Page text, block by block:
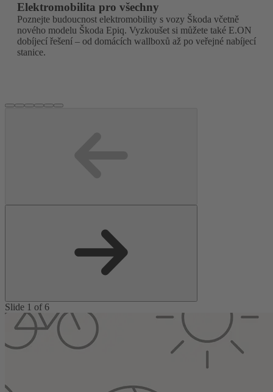
Elektromobilita pro všechny
Poznejte budoucnost elektromobility s vozy Škoda včetně
nového modelu Škoda Epiq. Vyzkoušet si můžete také E.ON
dobíjecí řešení – od domácích wallboxů až po veřejné nabíjecí
stanice.
Slide 1 of 6